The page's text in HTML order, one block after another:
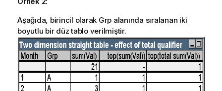
Aşağıda, birincil olarak Grp alanında sıralanan iki
boyutlu bir düz tablo verilmiştir.